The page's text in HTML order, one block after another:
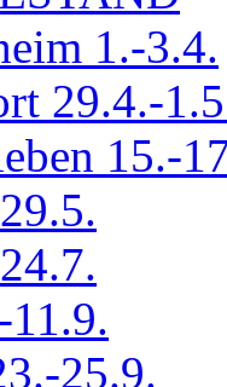
1.-3.4.
29.4.-
15.-
25.9.